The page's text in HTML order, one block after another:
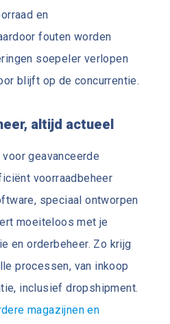
en
fouten worden
soepeler verlopen
blijft op de concurrentie.
altijd actueel
geavanceerde
voorraadbeheer
speciaal ontworpen
moeiteloos met je
en orderbeheer. Zo krijg
processen, van inkoop
inclusief dropshipment.
magazijnen en